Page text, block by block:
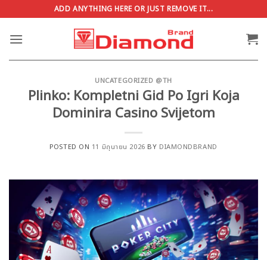
ไป
ADD ANYTHING HERE OR JUST REMOVE IT...
UNCATEGORIZED @TH
Plinko: Kompletni Gid Po Igri Koja
Dominira Casino Svijetom
POSTED ON 11 มิถุนายน 2026 BY DIAMONDBRAND